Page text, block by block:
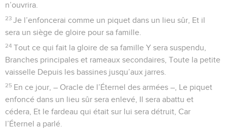
n’ouvrira.
23 Je l’enfoncerai comme un piquet dans un lieu sûr, Et il
sera un siège de gloire pour sa famille.
24 Tout ce qui fait la gloire de sa famille Y sera suspendu,
Branches principales et rameaux secondaires, Toute la petite
vaisselle Depuis les bassines jusqu’aux jarres.
25 En ce jour, – Oracle de l’Éternel des armées –, Le piquet
enfoncé dans un lieu sûr sera enlevé, Il sera abattu et
cédera, Et le fardeau qui était sur lui sera détruit, Car
l’Éternel a parlé.